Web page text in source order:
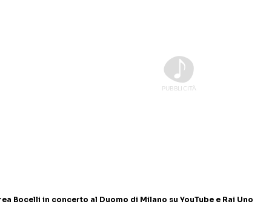
TALENT SHOW
Bocelli in concerto al Duomo di Milano su YouTube e Rai Uno